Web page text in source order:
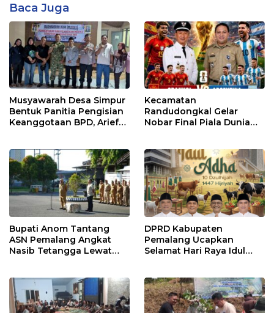
Baca Juga
Musyawarah Desa Simpur
Bentuk Panitia Pengisian
Keanggotaan BPD, Arief
Kecamatan
Randudongkal Gelar
Nobar Final Piala Dunia
Bupati Anom Tantang
ASN Pemalang Angkat
Nasib Tetangga Lewat
DPRD Kabupaten
Pemalang Ucapkan
Selamat Hari Raya Idul